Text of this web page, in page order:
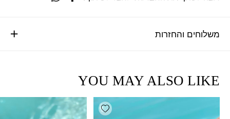
משלוחים והחזרות
YOU MAY ALSO LIKE
Add wishlist